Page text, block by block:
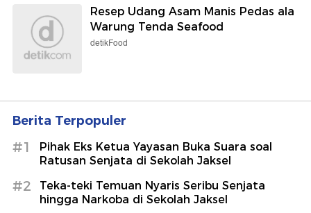
Resep Udang Asam Manis Pedas ala
Warung Tenda Seafood
detikFood
Berita Terpopuler
#1
Pihak Eks Ketua Yayasan Buka Suara soal
Ratusan Senjata di Sekolah Jaksel
#2
Teka-teki Temuan Nyaris Seribu Senjata
hingga Narkoba di Sekolah Jaksel